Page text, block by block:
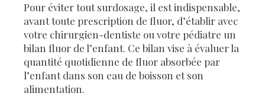
Pour éviter tout surdosage, il est indispensable,
avant toute prescription de fluor, d’établir avec
votre chirurgien-dentiste ou votre pédiatre un
bilan fluor de l’enfant. Ce bilan vise à évaluer la
quantité quotidienne de fluor absorbée par
l’enfant dans son eau de boisson et son
alimentation.